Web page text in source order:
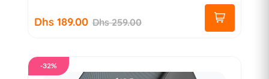
Dhs 189.00 Dhs 259.00
-32%